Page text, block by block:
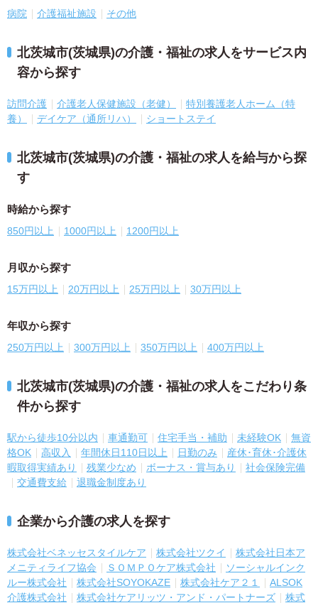
病院 介護福祉施設 その他
北茨城市(茨城県)の介護・福祉の求人をサービス内
容から探す
訪問介護 介護老人保健施設（老健）
特別養護老人ホーム（特
養）
デイケア（通所リハ） ショートステイ
北茨城市(茨城県)の介護・福祉の求人を給与から探
す
時給から探す
850円以上 1000円以上 1200円以上
月収から探す
15万円以上 20万円以上 25万円以上 30万円以上
年収から探す
250万円以上 300万円以上 350万円以上 400万円以上
北茨城市(茨城県)の介護・福祉の求人をこだわり条
件から探す
駅から徒歩10分以内 車通勤可 住宅手当・補助 未経験OK
無資
格OK
高収入 年間休日110日以上 日勤のみ
産休･育休･介護休
暇取得実績あり
残業少なめ ボーナス・賞与あり
社会保険完備
交通費支給
退職金制度あり
企業から介護の求人を探す
株式会社ベネッセスタイルケア 株式会社ツクイ
株式会社日本ア
メニティライフ協会
ＳＯＭＰＯケア株式会社
ソーシャルインク
ルー株式会社
株式会社SOYOKAZE 株式会社ケア２１
ALSOK
介護株式会社
株式会社ケアリッツ・アンド・パートナーズ
株式